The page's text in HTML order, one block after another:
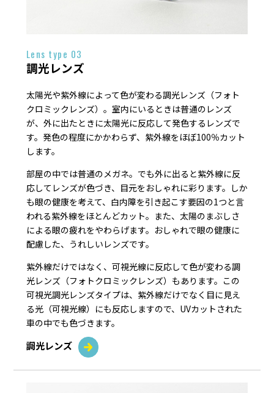
Lens type 03
調光レンズ
太陽光や紫外線によって色が変わる調光レンズ（フォト
クロミックレンズ）。室内にいるときは普通のレンズ
が、外に出たときに太陽光に反応して発色するレンズで
す。発色の程度にかかわらず、紫外線をほぼ100％カット
します。
部屋の中では普通のメガネ。でも外に出ると紫外線に反
応してレンズが色づき、目元をおしゃれに彩ります。しか
も眼の健康を考えて、白内障を引き起こす要因の1つと言
われる紫外線をほとんどカット。また、太陽のまぶしさ
による眼の疲れをやわらげます。おしゃれで眼の健康に
配慮した、うれしいレンズです。
紫外線だけではなく、可視光線に反応して色が変わる調
光レンズ（フォトクロミックレンズ）もあります。この
可視光調光レンズタイプは、紫外線だけでなく目に見え
る光（可視光線）にも反応しますので、UVカットされた
車の中でも色づきます。
調光レンズ